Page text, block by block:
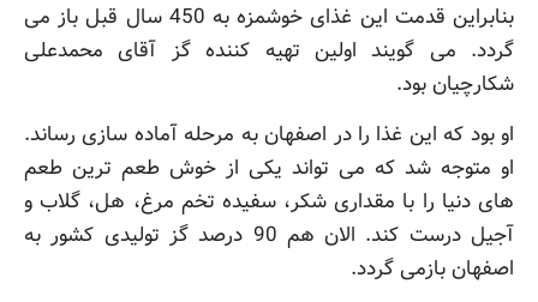
بنابراین قدمت این غذای خوشمزه به 450 سال قبل باز می
گردد. می گویند اولین تهیه کننده گز آقای محمدعلی
شکارچیان بود.
او بود که این غذا را در اصفهان به مرحله آماده سازی رساند.
او متوجه شد که می تواند یکی از خوش طعم ترین طعم
های دنیا را با مقداری شکر، سفیده تخم مرغ، هل، گلاب و
آجیل درست کند. الان هم 90 درصد گز تولیدی کشور به
اصفهان بازمی گردد.